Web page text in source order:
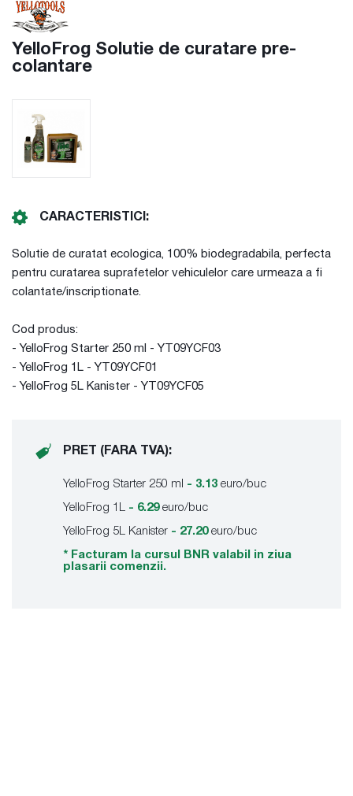
YelloFrog Solutie de curatare pre-
colantare
CARACTERISTICI:
Solutie de curatat ecologica, 100% biodegradabila, perfecta
pentru curatarea suprafetelor vehiculelor care urmeaza a fi
colantate/inscriptionate.
Cod produs:
- YelloFrog Starter 250 ml - YT09YCF03
- YelloFrog 1L - YT09YCF01
- YelloFrog 5L Kanister - YT09YCF05
PRET (FARA TVA):
YelloFrog Starter 250 ml - 3.13 euro/buc
YelloFrog 1L - 6.29 euro/buc
YelloFrog 5L Kanister - 27.20 euro/buc
* Facturam la cursul BNR valabil in ziua
plasarii comenzii.